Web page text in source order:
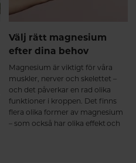
Välj rätt magnesium
efter dina behov
Magnesium är viktigt för våra
muskler, nerver och skelettet –
och det påverkar en rad olika
funktioner i kroppen. Det finns
flera olika former av magnesium
– som också har olika effekt och